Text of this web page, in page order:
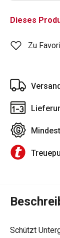
Dieses
Zu
Schützt